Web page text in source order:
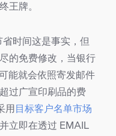
王牌。
时间这是事实，但
的免费修改，当银行
能就会依照寄发邮件
过广宣印刷品的费
用 目标客户名单市场
立即在透过 EMAIL